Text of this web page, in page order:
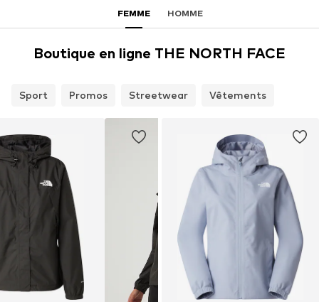
FEMME HOMME
Boutique en ligne THE NORTH FACE
Sport Promos Streetwear Vêtements